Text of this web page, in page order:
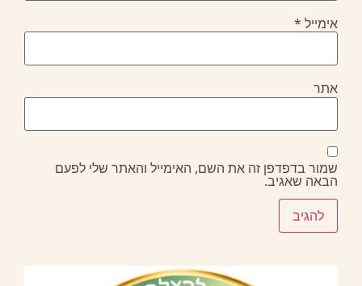
*
בדפדפן זה את השם, האימייל והאתר שלי לפעם
שאגיב.